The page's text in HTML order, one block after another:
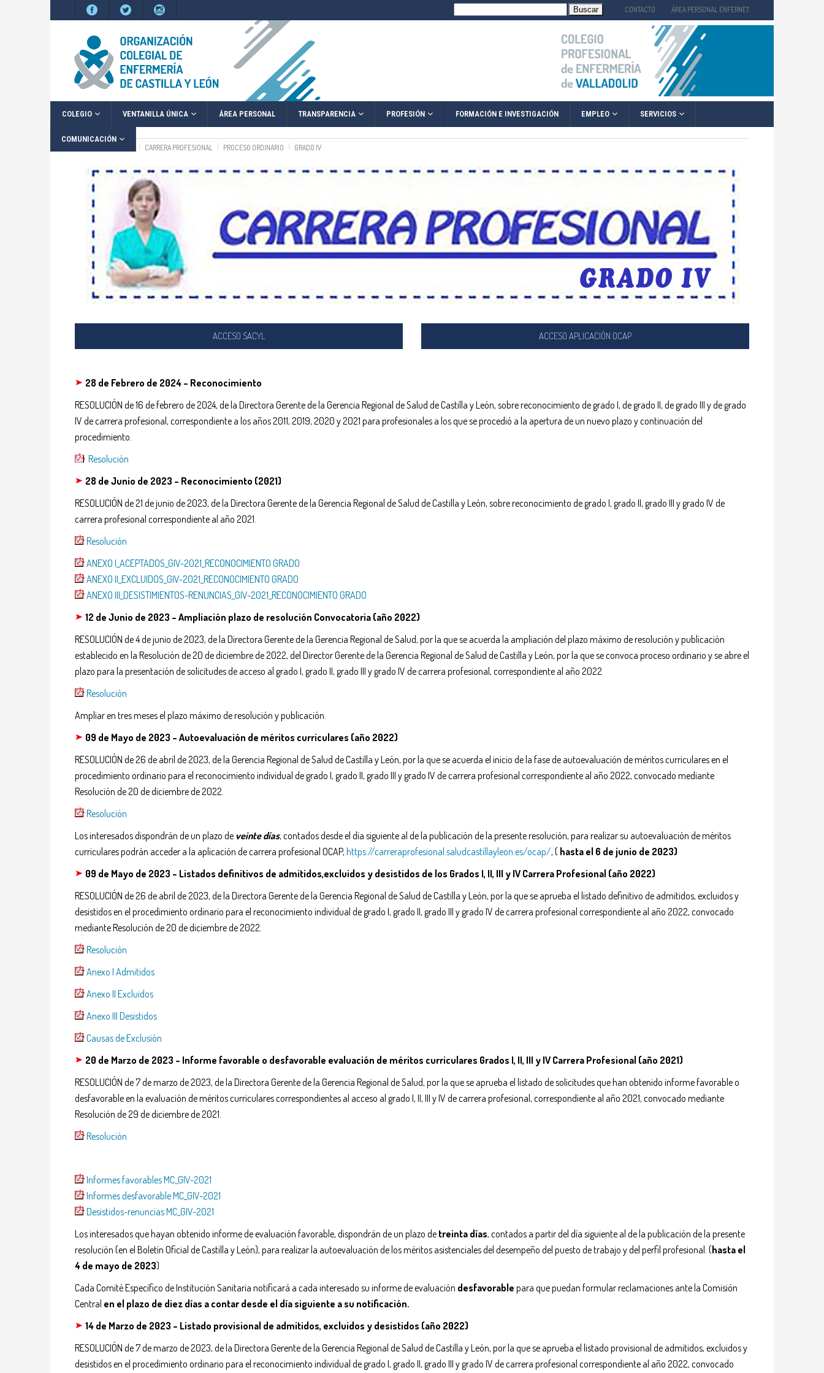
CONTACTO ÁREA PERSONAL ENFERNET
COLEGIO VENTANILLA ÚNICA ÁREA PERSONAL TRANSPARENCIA PROFESIÓN FORMACIÓN E INVESTIGACIÓN EMPLEO SERVICIOS
COMUNICACIÓN
CARRERA PROFESIONAL PROCESO ORDINARIO GRADO IV
ACCESO SACYL ACCESO APLICACIÓN OCAP
28 de Febrero de 2024 – Reconocimiento
RESOLUCIÓN de 16 de febrero de 2024, de la Directora Gerente de la Gerencia Regional de Salud de Castilla y León, sobre reconocimiento de grado I, de grado II, de grado III y de grado
IV de carrera profesional, correspondiente a los años 2011, 2019, 2020 y 2021 para profesionales a los que se procedió a la apertura de un nuevo plazo y continuación del
procedimiento.
Resolución
28 de Junio de 2023 – Reconocimiento (2021)
RESOLUCIÓN de 21 de junio de 2023, de la Directora Gerente de la Gerencia Regional de Salud de Castilla y León, sobre reconocimiento de grado I, grado II, grado III y grado IV de
carrera profesional correspondiente al año 2021.
Resolución
ANEXO I_ACEPTADOS_GIV-2021_RECONOCIMIENTO GRADO
ANEXO II_EXCLUIDOS_GIV-2021_RECONOCIMIENTO GRADO
ANEXO III_DESISTIMIENTOS-RENUNCIAS_GIV-2021_RECONOCIMIENTO GRADO
12 de Junio de 2023 – Ampliación plazo de resolución Convocatoria (año 2022)
RESOLUCIÓN de 4 de junio de 2023, de la Directora Gerente de la Gerencia Regional de Salud, por la que se acuerda la ampliación del plazo máximo de resolución y publicación
establecido en la Resolución de 20 de diciembre de 2022, del Director Gerente de la Gerencia Regional de Salud de Castilla y León, por la que se convoca proceso ordinario y se abre el
plazo para la presentación de solicitudes de acceso al grado I, grado II, grado III y grado IV de carrera profesional, correspondiente al año 2022
Resolución
Ampliar en tres meses el plazo máximo de resolución y publicación.
09 de Mayo de 2023 – Autoevaluación de méritos curriculares (año 2022)
RESOLUCIÓN de 26 de abril de 2023, de la Gerencia Regional de Salud de Castilla y León, por la que se acuerda el inicio de la fase de autoevaluación de méritos curriculares en el
procedimiento ordinario para el reconocimiento individual de grado I, grado II, grado III y grado IV de carrera profesional correspondiente al año 2022, convocado mediante
Resolución de 20 de diciembre de 2022.
Resolución
Los interesados dispondrán de un plazo de veinte días, contados desde el día siguiente al de la publicación de la presente resolución, para realizar su autoevaluación de méritos
curriculares podrán acceder a la aplicación de carrera profesional OCAP, https://carreraprofesional.saludcastillayleon.es/ocap/, ( hasta el 6 de junio de 2023)
09 de Mayo de 2023 – Listados definitivos de admitidos,excluidos y desistidos de los Grados I, II, III y IV Carrera Profesional (año 2022)
RESOLUCIÓN de 26 de abril de 2023, de la Directora Gerente de la Gerencia Regional de Salud de Castilla y León, por la que se aprueba el listado definitivo de admitidos, excluidos y
desistidos en el procedimiento ordinario para el reconocimiento individual de grado I, grado II, grado III y grado IV de carrera profesional correspondiente al año 2022, convocado
mediante Resolución de 20 de diciembre de 2022.
Resolución
Anexo I Admitidos
Anexo II Excluidos
Anexo III Desistidos
Causas de Exclusión
20 de Marzo de 2023 – Informe favorable o desfavorable evaluación de méritos curriculares Grados I, II, III y IV Carrera Profesional (año 2021)
RESOLUCIÓN de 7 de marzo de 2023, de la Directora Gerente de la Gerencia Regional de Salud, por la que se aprueba el listado de solicitudes que han obtenido informe favorable o
desfavorable en la evaluación de méritos curriculares correspondientes al acceso al grado I, II, III y IV de carrera profesional, correspondiente al año 2021, convocado mediante
Resolución de 29 de diciembre de 2021.
Resolución
Informes favorables MC_GIV-2021
Informes desfavorable MC_GIV-2021
Desistidos-renuncias MC_GIV-2021
Los interesados que hayan obtenido informe de evaluación favorable, dispondrán de un plazo de treinta días, contados a partir del día siguiente al de la publicación de la presente
resolución (en el Boletín Oficial de Castilla y León), para realizar la autoevaluación de los méritos asistenciales del desempeño del puesto de trabajo y del perfil profesional. (hasta el
4 de mayo de 2023)
Cada Comité Específico de Institución Sanitaria notificará a cada interesado su informe de evaluación desfavorable para que puedan formular reclamaciones ante la Comisión
Central en el plazo de diez días a contar desde el día siguiente a su notificación.
14 de Marzo de 2023 – Listado provisional de admitidos, excluidos y desistidos (año 2022)
RESOLUCIÓN de 7 de marzo de 2023, de la Directora Gerente de la Gerencia Regional de Salud de Castilla y León, por la que se aprueba el listado provisional de admitidos, excluidos y
desistidos en el procedimiento ordinario para el reconocimiento individual de grado I, grado II, grado III y grado IV de carrera profesional correspondiente al año 2022, convocado